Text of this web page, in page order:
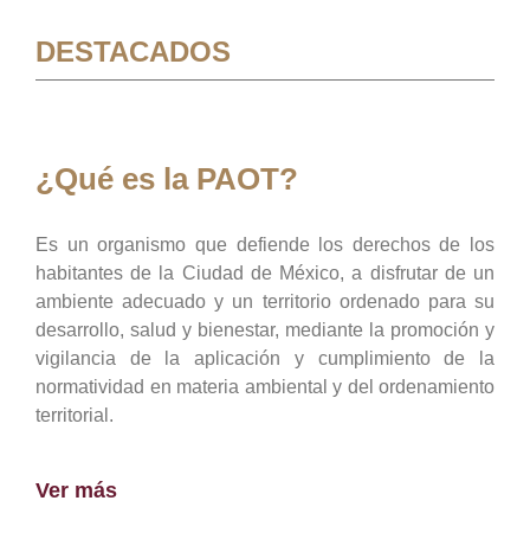
DESTACADOS
¿Qué es la PAOT?
Es un organismo que defiende los derechos de los
habitantes de la Ciudad de México, a disfrutar de un
ambiente adecuado y un territorio ordenado para su
desarrollo, salud y bienestar, mediante la promoción y
vigilancia de la aplicación y cumplimiento de la
normatividad en materia ambiental y del ordenamiento
territorial.
Ver más